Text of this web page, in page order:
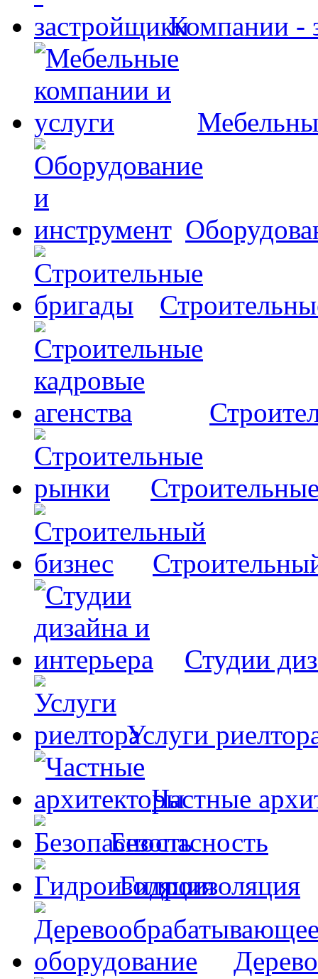
Компании -
Студии
Услуги
Частные
Безопасность
Гидроизоляция